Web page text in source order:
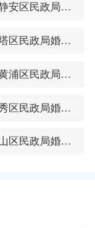
上海市静安区民政局婚姻登记处
西安雁塔区民政局婚姻登记处
上海市黄浦区民政局婚姻登记处
南宁青秀区民政局婚姻登记处
合肥蜀山区民政局婚姻登记处